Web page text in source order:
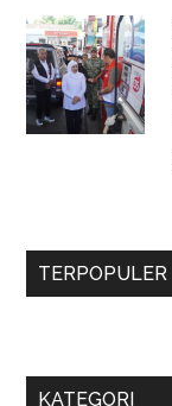
TERPOPULER
KATEGORI